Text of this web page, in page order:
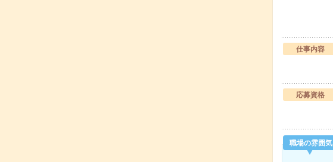
仕事内容
応募資格
職場の雰囲気